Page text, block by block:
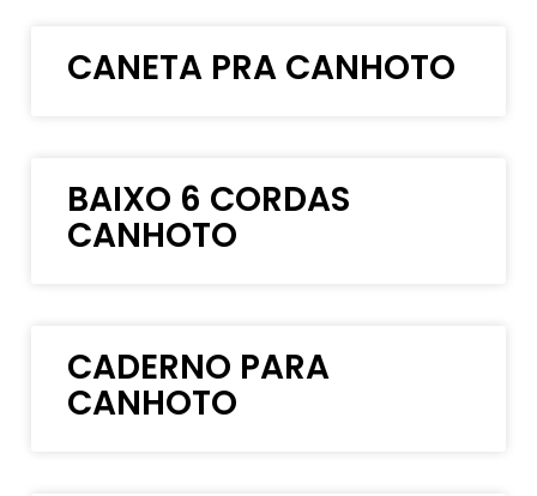
CANETA PRA CANHOTO
BAIXO 6 CORDAS
CANHOTO
CADERNO PARA
CANHOTO